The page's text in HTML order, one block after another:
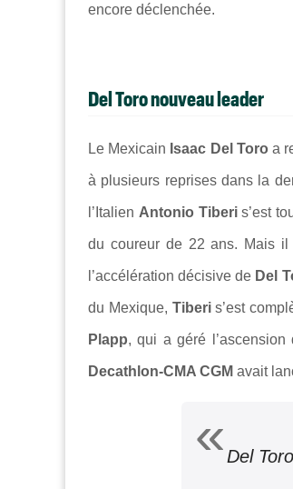
encore déclenchée.
Del Toro nouveau leader
Le Mexicain Isaac Del Toro a
à plusieurs reprises dans la
l’Italien Antonio Tiberis’est
du coureur de 22 ans. Mais il
l’accélération décisive de Del
du Mexique, Tiberis’est
Plapp, qui a géré l’ascension
Decathlon-CMA CGM avait
Del